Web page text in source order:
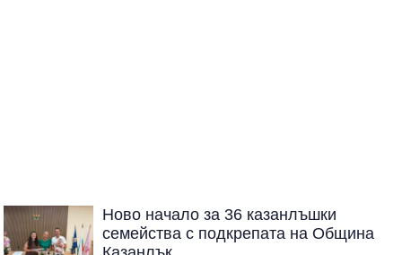
Ново начало за 36 казанлъшки
семейства с подкрепата на Община